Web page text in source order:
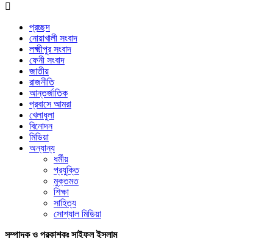
প্রচ্ছদ
নোয়াখালী সংবাদ
লক্ষ্মীপুর সংবাদ
ফেনী সংবাদ
জাতীয়
রাজনীতি
আন্তর্জাতিক
প্রবাসে আমরা
খেলাধুলা
বিনোদন
মিডিয়া
অন্যান্য
ধর্মীয়
প্রযুক্তি
মুক্তমত
শিক্ষা
সাহিত্য
সোশ্যাল মিডিয়া
সম্পাদক ও প্রকাশকঃ সাইফুল ইসলাম